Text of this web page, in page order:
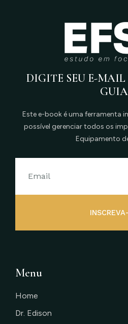
DIGITE SEU E-MAIL
GUIA
Este e-book é uma ferramenta
possível gerenciar todos os
Equipamento
Menu
Home
Dr. Edison